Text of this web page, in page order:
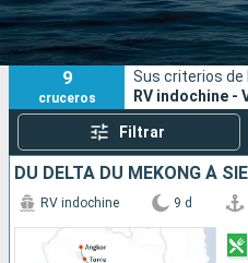
Puertos
9
cruceros
Sus criterios de
RV indochine -
Filtrar
DU DELTA DU MÉKONG À
RV indochine 9 d